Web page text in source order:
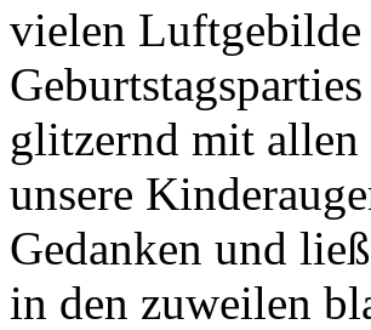
vielen Luftgebilde
glitzernd mit allen
unsere
Gedanken und
in den zuweilen